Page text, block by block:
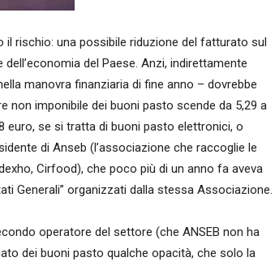
rischio: una possibile riduzione del fatturato sul
del Paese. Anzi, indirettamente
manovra finanziaria di fine anno – dovrebbe
non imponibile dei buoni pasto scende da 5,29 a
euro, se si tratta di buoni pasto elettronici, o
di Anseb (l’associazione che raccoglie le
Cirfood), che poco più di un anno fa aveva
Generali” organizzati dalla stessa Associazione.
operatore del settore (che ANSEB non ha
dei buoni pasto qualche opacità, che solo la